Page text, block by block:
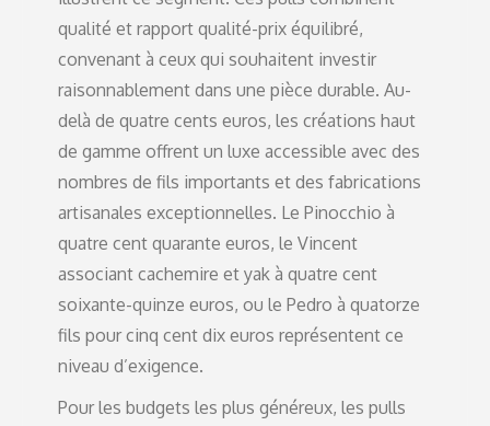
qualité et rapport qualité-prix équilibré,
convenant à ceux qui souhaitent investir
raisonnablement dans une pièce durable. Au-
delà de quatre cents euros, les créations haut
de gamme offrent un luxe accessible avec des
nombres de fils importants et des fabrications
artisanales exceptionnelles. Le Pinocchio à
quatre cent quarante euros, le Vincent
associant cachemire et yak à quatre cent
soixante-quinze euros, ou le Pedro à quatorze
fils pour cinq cent dix euros représentent ce
niveau d’exigence.
Pour les budgets les plus généreux, les pulls